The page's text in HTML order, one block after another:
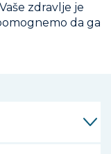
zdravlje je
da ga